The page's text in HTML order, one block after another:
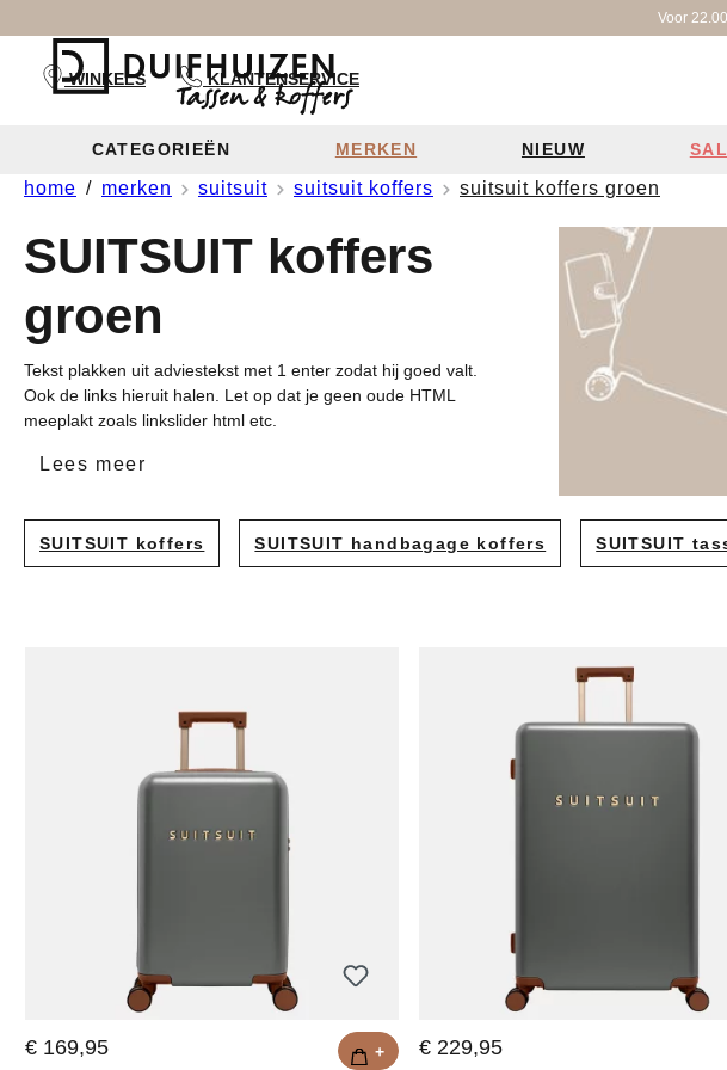
Voor 22.00 besteld
WINKELS KLANTENSERVICE
CATEGORIEËN MERKEN NIEUW
Tassen Koffers Laptoptassen
Tassen per categorie
Shoppers
Telefoontasjes
home merken suitsuit suitsuit koffers suitsuit koffers groen
SUITSUIT koffers
groen
Tekst plakken uit adviestekst met 1 enter zodat hij goed valt.
Ook de links hieruit halen. Let op dat je geen oude HTML
meeplakt zoals linkslider html etc.
Lees meer
SUITSUIT koffers SUITSUIT handbagage koffers SUITSUIT
€ 169,95 + € 229,95